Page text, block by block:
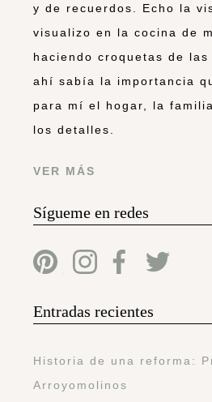
y de recuerdos. Echo la
visualizo en la cocina de
haciendo croquetas de
ahí sabía la importancia
para mí el hogar, la
los detalles.
VER MÁS
Sígueme en redes
Entradas recientes
Historia de una reforma:
Arroyomolinos